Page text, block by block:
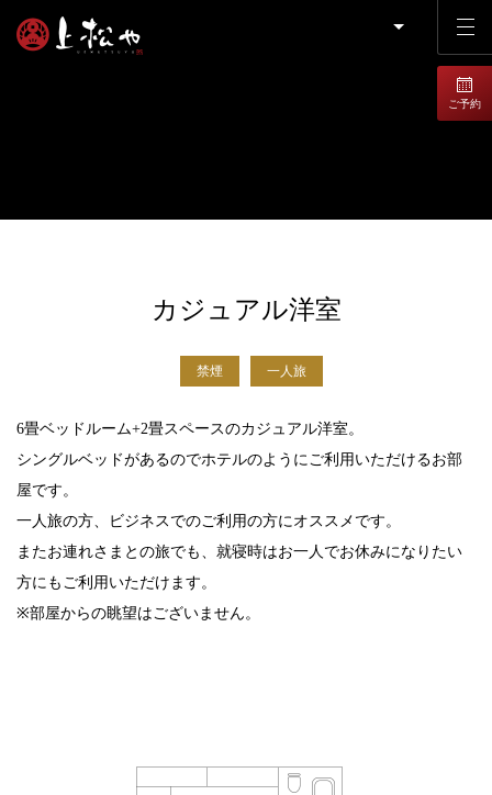
カジュアル洋室
禁煙 一人旅
6畳ベッドルーム+2畳スペースのカジュアル洋室。
シングルベッドがあるのでホテルのようにご利用いただけるお部
屋です。
一人旅の方、ビジネスでのご利用の方にオススメです。
またお連れさまとの旅でも、就寝時はお一人でお休みになりたい
方にもご利用いただけます。
※部屋からの眺望はございません。
ご予約